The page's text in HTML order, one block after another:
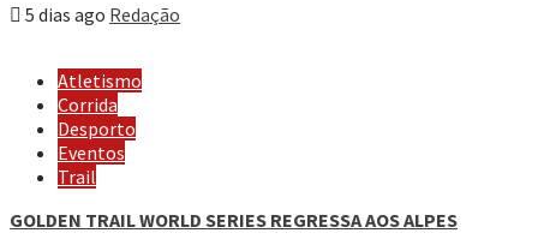
5 dias ago Redação
Atletismo
Corrida
Desporto
Eventos
Trail
GOLDEN TRAIL WORLD SERIES REGRESSA AOS ALPES